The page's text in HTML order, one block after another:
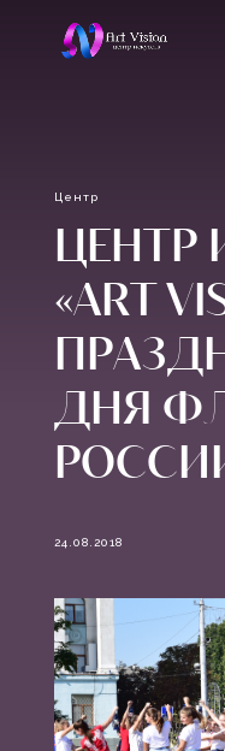
Центр
ЦЕНТР
«ART
ДНЯ
24.08.2018